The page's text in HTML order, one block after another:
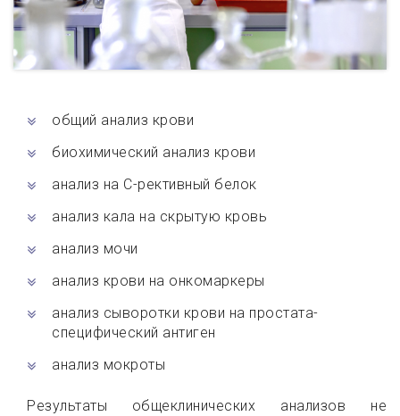
общий анализ крови
биохимический анализ крови
анализ на С-рективный белок
анализ кала на скрытую кровь
анализ мочи
анализ крови на онкомаркеры
анализ сыворотки крови на простата-
специфический антиген
анализ мокроты
Результаты общеклинических анализов не